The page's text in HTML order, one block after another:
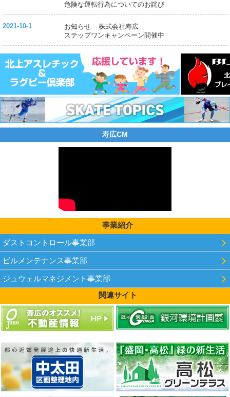
危険な運転行為についてのお詫び
2021-10-1
お知らせ – 株式会社寿広
ステップワンキャンペーン開催中
寿広CM
事業紹介
ダストコントロール事業部
ビルメンテナンス事業部
ジュウェルマネジメント事業部
関連サイト